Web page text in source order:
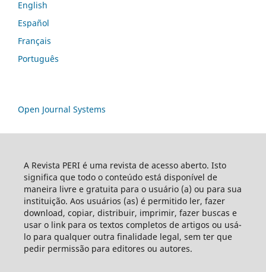
English
Español
Français
Português
Open Journal Systems
A Revista PERI é uma revista de acesso aberto. Isto
significa que todo o conteúdo está disponível de
maneira livre e gratuita para o usuário (a) ou para sua
instituição. Aos usuários (as) é permitido ler, fazer
download, copiar, distribuir, imprimir, fazer buscas e
usar o link para os textos completos de artigos ou usá-
lo para qualquer outra finalidade legal, sem ter que
pedir permissão para editores ou autores.